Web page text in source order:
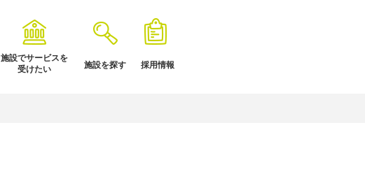
施設でサービスを
受けたい
施設を探す 採用情報